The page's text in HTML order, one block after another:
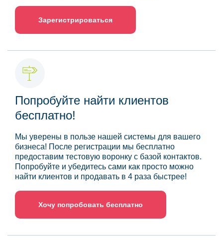
Зарегистрироваться
Попробуйте найти клиентов
бесплатно!
Мы уверены в пользе нашей системы для вашего
бизнеса! После регистрации мы бесплатно
предоставим тестовую воронку с базой контактов.
Попробуйте и убедитесь сами как просто можно
найти клиентов и продавать в 4 раза быстрее!
Хочу попробовать бесплатно